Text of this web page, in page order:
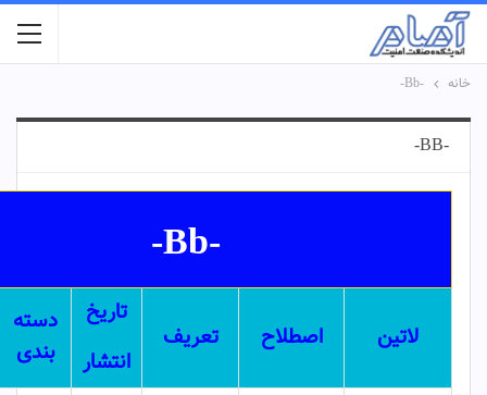
خانه -Bb-
-BB-
-Bb-
لاتین اصطلاح تعریف
تاریخ
انتشار
دسته
بندی